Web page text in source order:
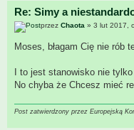
Re: Simy a
przez Chaota » 3 lut 2017,
Moses, błagam Cię nie rób
I to jest stanowisko nie
No chyba że Chcesz mieć
Post zatwierdzony przez Europejską